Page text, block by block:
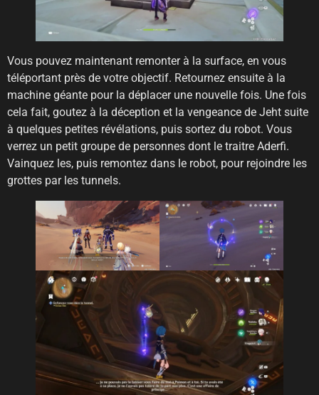
Vous pouvez maintenant remonter à la surface, en vous
téléportant près de votre objectif. Retournez ensuite à la
machine géante pour la déplacer une nouvelle fois. Une fois
cela fait, goutez à la déception et la vengeance de Jeht suite
à quelques petites révélations, puis sortez du robot. Vous
verrez un petit groupe de personnes dont le traitre Aderfi.
Vainquez les, puis remontez dans le robot, pour rejoindre les
grottes par les tunnels.